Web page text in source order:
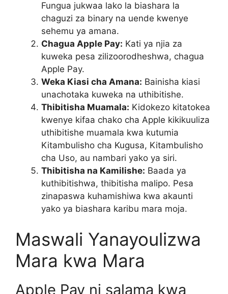
Fungua jukwaa lako la biashara la
chaguzi za binary na uende kwenye
sehemu ya amana.
Chagua Apple Pay: Kati ya njia za
kuweka pesa zilizoorodheshwa, chagua
Apple Pay.
Weka Kiasi cha Amana: Bainisha kiasi
unachotaka kuweka na uthibitishe.
Thibitisha Muamala: Kidokezo kitatokea
kwenye kifaa chako cha Apple kikikuuliza
uthibitishe muamala kwa kutumia
Kitambulisho cha Kugusa, Kitambulisho
cha Uso, au nambari yako ya siri.
Thibitisha na Kamilishe: Baada ya
kuthibitishwa, thibitisha malipo. Pesa
zinapaswa kuhamishiwa kwa akaunti
yako ya biashara karibu mara moja.
Maswali Yanayoulizwa
Mara kwa Mara
Apple Pay ni salama kwa